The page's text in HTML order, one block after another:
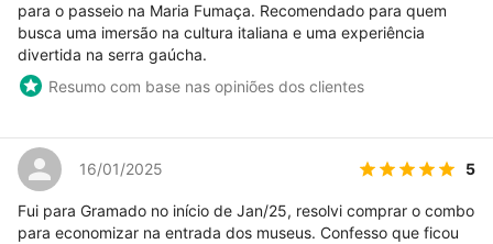
para o passeio na Maria Fumaça. Recomendado para quem
busca uma imersão na cultura italiana e uma experiência
divertida na serra gaúcha.
Resumo com base nas opiniões dos clientes
16/01/2025 5
Fui para Gramado no início de Jan/25, resolvi comprar o combo
para economizar na entrada dos museus. Confesso que ficou